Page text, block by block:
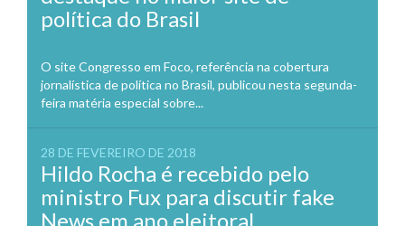
política do Brasil
O site Congresso em Foco, referência na cobertura
jornalística de política no Brasil, publicou nesta segunda-
feira matéria especial sobre...
28 DE FEVEREIRO DE 2018
Hildo Rocha é recebido pelo
ministro Fux para discutir fake
News em ano eleitoral